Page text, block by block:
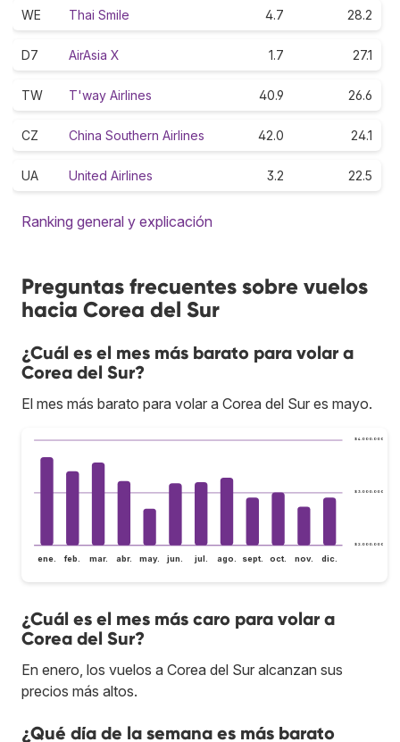
WE Thai Smile 4.7 28.2
D7 AirAsia X 1.7 27.1
TW T'way Airlines 40.9 26.6
CZ China Southern Airlines 42.0 24.1
UA United Airlines 3.2 22.5
Ranking general y explicación
Preguntas frecuentes sobre vuelos
hacia Corea del Sur
¿Cuál es el mes más barato para volar a
Corea del Sur?
El mes más barato para volar a Corea del Sur es mayo.
$ 2.000.000
$ 3.000.000
$ 4.000.000
ene. feb. mar. abr. may. jun. jul. ago. sept. oct. nov. dic.
¿Cuál es el mes más caro para volar a
Corea del Sur?
En enero, los vuelos a Corea del Sur alcanzan sus
precios más altos.
¿Qué día de la semana es más barato